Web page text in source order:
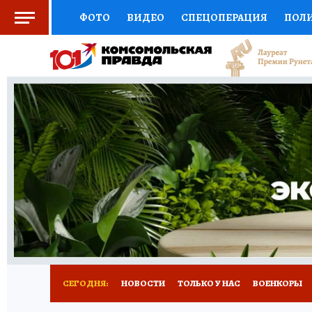
ФОТО ВИДЕО СПЕЦОПЕРАЦИЯ
СОЦПОДДЕРЖКА НАУКА СПОРТ
ВЫБОР ЭКСПЕРТОВ ДОКТОР
КНИЖНАЯ ПОЛКА ПРОГНОЗЫ НА СПОРТ
ПРЕСС-ЦЕНТР НЕДВИЖИМОСТЬ
РАДИО КП РЕКЛАМА ТЕСТЫ НОВОЕ
СЕГОДНЯ: НОВОСТИ ТОЛЬКО У НАС ВОЕНКОРЫ